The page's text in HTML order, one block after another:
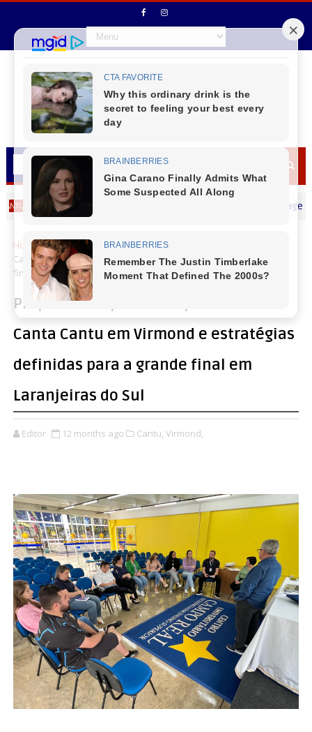
Virmond - CMEI Mundo Encantado realizou uma homenagem ao
Home Cantu Virmond
Preparativos para a etapa local do
Canta Cantu em Virmond e estratégias definidas para a grande
final em Laranjeiras do Sul
Preparativos para a etapa local do
Canta Cantu em Virmond e estratégias
definidas para a grande final em
Laranjeiras do Sul
Editor 12 months ago Cantu, Virmond,